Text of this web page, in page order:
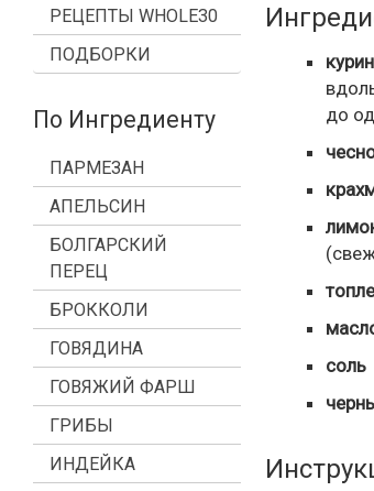
РЕЦЕПТЫ WHOLE30
ПОДБОРКИ
По Ингредиенту
ПАРМЕЗАН
АПЕЛЬСИН
БОЛГАРСКИЙ
ПЕРЕЦ
БРОККОЛИ
ГОВЯДИНА
ГОВЯЖИЙ ФАРШ
ГРИБЫ
ИНДЕЙКА
до
соль